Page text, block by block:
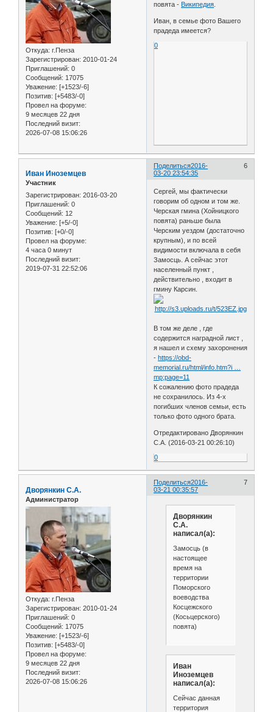
Откуда: г.Пенза
Зарегистрирован: 2010-01-24
Приглашений: 0
Сообщений: 17075
Уважение: [+1523/-6]
Позитив: [+5483/-0]
Провел на форуме:
9 месяцев 22 дня
Последний визит:
2026-07-08 15:06:26
повята - Википедия
Иван, в семье фото Вашего
прадеда имеется?
0
Поделиться 6
2016-
03-20 23:54:35
Иван Иноземцев
Участник
Зарегистрирован: 2016-03-20
Приглашений: 0
Сообщений: 12
Уважение: [+5/-0]
Позитив: [+0/-0]
Провел на форуме:
4 часа 0 минут
Последний визит:
2019-07-31 22:52:06
Сергей, мы фактически
говорим об одном и том же.
Черская гмина (Хойницкого
повята) раньше была
Черским уездом (достаточно
крупным), и по всей
видимости включала в себя
Замосць. А сейчас этот
населенный пункт ,
действительно , входит в
гмину Карсин.
В том же деле , где
содержится наградной лист ,
я нашел и схему захоронения
-https://obd-
memorial.ru/html/info.htm?i …
mp;page=11
К сожалению фото прадеда
не сохранилось. Из 4-х
погибших членов семьи, есть
только фото одного брата.
Отредактировано Дворянкин
С.А. (2016-03-21 00:26:10)
0
Поделиться 7
2016-
03-21 00:35:57
Дворянкин С.А.
Администратор
Откуда: г.Пенза
Зарегистрирован: 2010-01-24
Приглашений: 0
Сообщений: 17075
Уважение: [+1523/-6]
Позитив: [+5483/-0]
Провел на форуме:
9 месяцев 22 дня
Последний визит:
2026-07-08 15:06:26
Дворянкин
С.А.
написал(а):
Замосць (в
настоящее
время на
территории
Поморского
воеводства
Косцежского
(Косьцерского)
повята)
Иван
Иноземцев
написал(а):
Сейчас данная
территория